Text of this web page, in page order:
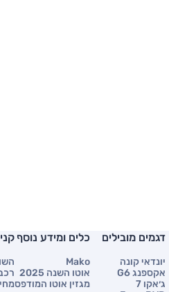
דגמים מובילים
יונדאי קונה
אקספנג G6
ג׳אקו 7
כלים ומידע נוסף
Mako
אוטו השנה 2025
מגזין אוטו המודפס